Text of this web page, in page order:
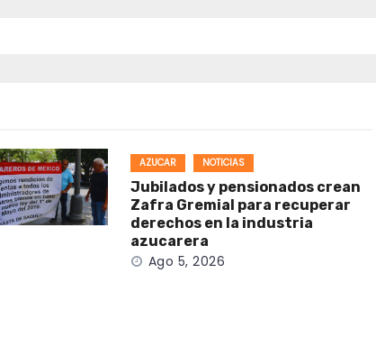
AZUCAR NOTICIAS
Jubilados y pensionados crean
Zafra Gremial para recuperar
derechos en la industria
azucarera
Ago 5, 2026